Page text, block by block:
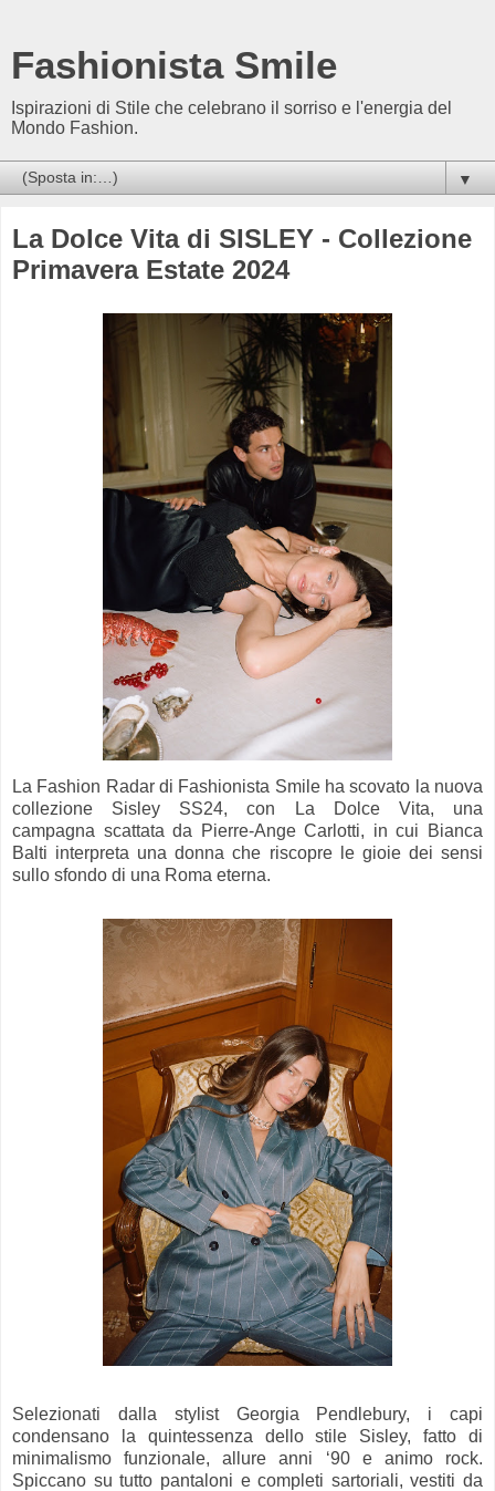
Fashionista Smile
Ispirazioni di Stile che celebrano il sorriso e l'energia del
Mondo Fashion.
▼
La Dolce Vita di SISLEY - Collezione
Primavera Estate 2024
La Fashion Radar di Fashionista Smile ha scovato la nuova
collezione Sisley SS24, con La Dolce Vita, una
campagna scattata da Pierre-Ange Carlotti, in cui Bianca
Balti interpreta una donna che riscopre le gioie dei sensi
sullo sfondo di una Roma eterna.
Selezionati dalla stylist Georgia Pendlebury, i capi
condensano la quintessenza dello stile Sisley, fatto di
minimalismo funzionale, allure anni ‘90 e animo rock.
Spiccano su tutto pantaloni e completi sartoriali, vestiti da